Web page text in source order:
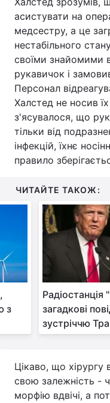
асистувати на
медсестру, а це
нестабільного
своїми знайомими
рукавичок і
Персонал
Халстед не носив
з'ясувалося, що
тільки від
інфекцій, їхнє
правило
ЧИТАЙТЕ ТАКОЖ:
з
загадкові
зустріччю
Цікаво, що хірургу
свою залежність -
морфію вдвічі, а